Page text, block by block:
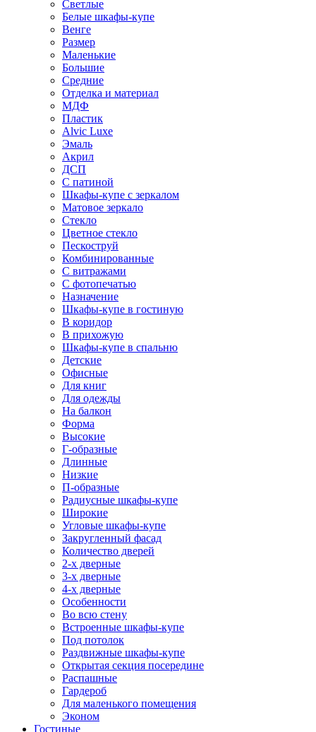
Светлые
Белые шкафы-купе
Венге
Размер
Маленькие
Большие
Средние
Отделка и материал
МДФ
Пластик
Alvic Luxe
Эмаль
Акрил
ДСП
С патиной
Шкафы-купе с зеркалом
Матовое зеркало
Стекло
Цветное стекло
Пескоструй
Комбинированные
С витражами
С фотопечатью
Назначение
Шкафы-купе в гостиную
В коридор
В прихожую
Шкафы-купе в спальню
Детские
Офисные
Для книг
Для одежды
На балкон
Форма
Высокие
Г-образные
Длинные
Низкие
П-образные
Радиусные шкафы-купе
Широкие
Угловые шкафы-купе
Закругленный фасад
Количество дверей
2-х дверные
3-х дверные
4-х дверные
Особенности
Во всю стену
Встроенные шкафы-купе
Под потолок
Раздвижные шкафы-купе
Открытая секция посередине
Распашные
Гардероб
Для маленького помещения
Эконом
Гостиные